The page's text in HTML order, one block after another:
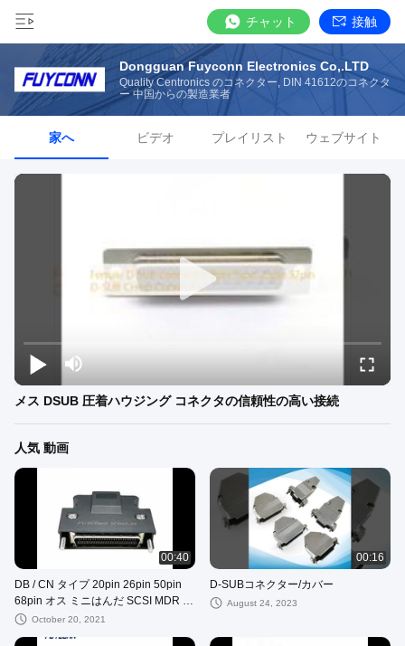
チャット 接触
Dongguan Fuyconn Electronics Co,.LTD
Quality Centronics のコネクター, DIN 41612のコネクタ
ー 中国からの製造業者
家へ ビデオ プレイリスト ウェブサイト
メス DSUB 圧着ハウジング コネクタの信頼性の高い接続
人気 動画
00:40
DB / CN タイプ 20pin 26pin 50pin
68pin オス ミニはんだ SCSI MDR コ
ネクタ カバー付き
October 20, 2021
00:16
D-SUBコネクター/カバー
August 24, 2023